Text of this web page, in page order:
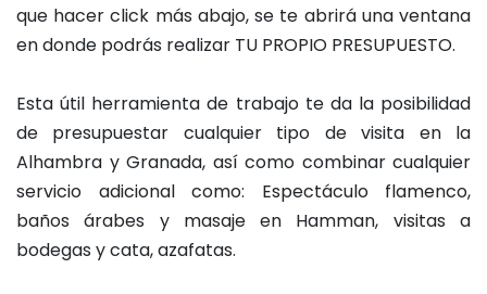
que hacer click más abajo, se te abrirá una ventana
en donde podrás realizar TU PROPIO PRESUPUESTO.
Esta útil herramienta de trabajo te da la posibilidad
de presupuestar cualquier tipo de visita en la
Alhambra y Granada, así como combinar cualquier
servicio adicional como: Espectáculo flamenco,
baños árabes y masaje en Hamman, visitas a
bodegas y cata, azafatas.